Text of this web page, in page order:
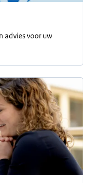
advies voor uw